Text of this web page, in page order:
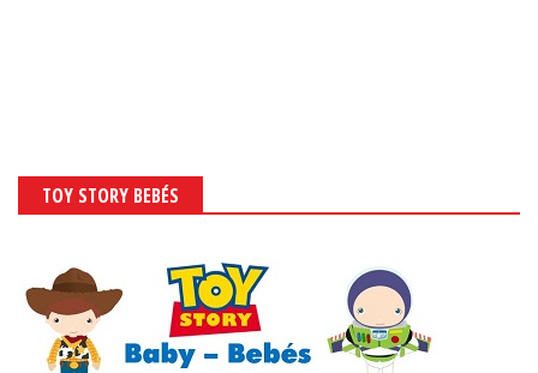
TOY STORY BEBÉS